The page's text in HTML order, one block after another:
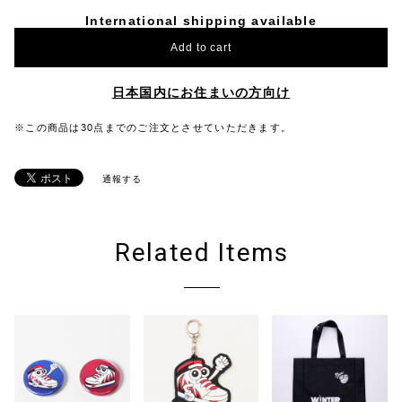
International shipping available
Add to cart
日本国内にお住まいの方向け
※この商品は30点までのご注文とさせていただきます。
通報する
Related Items